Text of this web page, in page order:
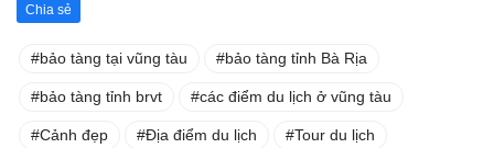
Chia sẻ
bảo tàng tại vũng tàu bảo tàng tỉnh Bà Rịa
bảo tàng tỉnh brvt các điểm du lịch ở vũng tàu
Cảnh đẹp Địa điểm du lịch Tour du lịch